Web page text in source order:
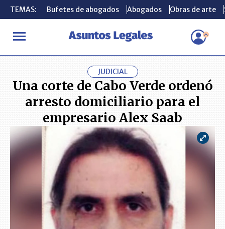
TEMAS: Bufetes de abogados Abogados Obras de arte
INICIO ACTUALIDAD Una corte de Cabo Verde ordenó arresto
TEMAS: Bufetes de abogados Abogados Obras de arte
JUDICIAL
Una corte de Cabo Verde ordenó
arresto domiciliario para el
empresario Alex Saab